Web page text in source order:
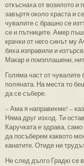
откъснаха от возилото и
завъртя около храста и
чувалите с брашно се
се и пътниците. Амер
крачки от него синът му
бяха изправили и
Макар и поизплашени,
Голяма част от
поляната. На места то
да се събере.
– Ама я направихме! –
Няма друг изход. Ти
Каручката е здрава,
да посъберем каквото
канатите. Отиде ни
Не след дълго Градю се